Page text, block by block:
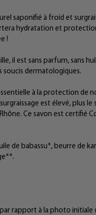
saponifié à froid et
hydratation et
!
il est sans parfum, sans
dermatologiques.
à la protection de
est élevé, plus le
Ce savon est certifié
de babassu*, beurre de
rapport à la photo initiale